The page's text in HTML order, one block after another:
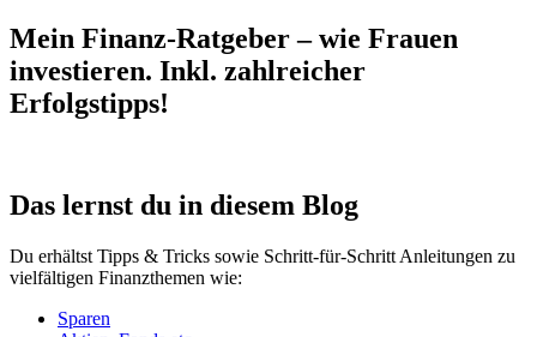
Mein Finanz-Ratgeber – wie Frauen
investieren. Inkl. zahlreicher
Erfolgstipps!
Das lernst du in diesem Blog
Du erhältst Tipps & Tricks sowie Schritt-für-Schritt Anleitungen zu
vielfältigen Finanzthemen wie:
Sparen